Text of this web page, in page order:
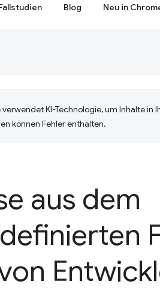
Blog Neu in
KI-Technologie, um Inhalte in
können Fehler enthalten.
aus dem